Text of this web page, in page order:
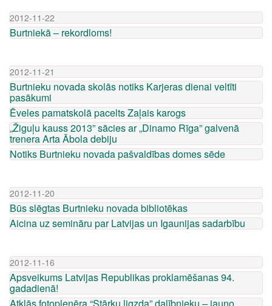
2012-11-22
Burtniekā – rekordloms!
2012-11-21
Burtnieku novada skolās notiks Karjeras dienai veltīti
pasākumi
Ēveles pamatskolā pacelts Zaļais karogs
„Žiguļu kauss 2013” sācies ar „Dinamo Rīga” galvenā
trenera Arta Ābola debiju
Notiks Burtnieku novada pašvaldības domes sēde
2012-11-20
Būs slēgtas Burtnieku novada bibliotēkas
Aicina uz semināru par Latvijas un Igaunijas sadarbību
2012-11-16
Apsveikums Latvijas Republikas proklamēšanas 94.
gadadienā!
Atklās fotoplenēra “Stārķu ligzda” dalībnieku – jauno